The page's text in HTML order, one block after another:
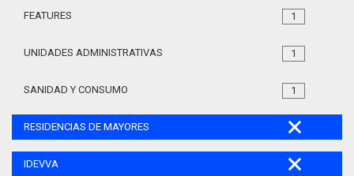
1
FEATURES
1
UNIDADES ADMINISTRATIVAS
1
SANIDAD Y CONSUMO
RESIDENCIAS DE MAYORES
IDEVVA